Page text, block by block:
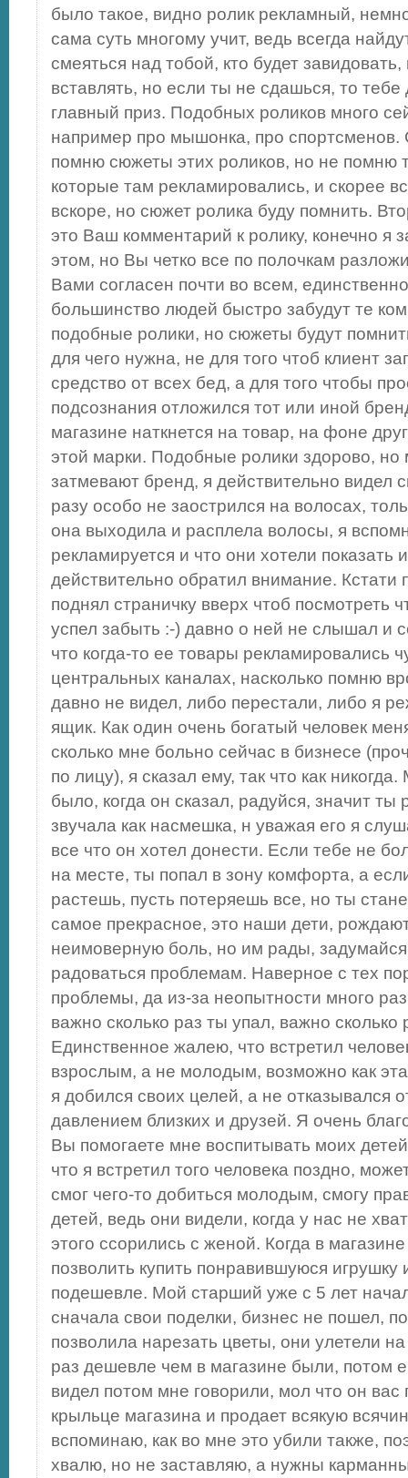
было такое, видно ролик рекламный,
сама суть многому учит, ведь всегда
смеяться над тобой, кто будет завидовать,
вставлять, но если ты не сдашься, то тебе
главный приз. Подобных роликов много
например про мышонка, про спортсменов.
помню сюжеты этих роликов, но не помню
которые там рекламировались, и скорее
вскоре, но сюжет ролика буду помнить.
это Ваш комментарий к ролику, конечно я
этом, но Вы четко все по полочкам
Вами согласен почти во всем,
большинство людей быстро забудут те
подобные ролики, но сюжеты будут
для чего нужна, не для того чтоб клиент
средство от всех бед, а для того чтобы
подсознания отложился тот или иной
магазине наткнется на товар, на фоне
этой марки. Подобные ролики здорово,
затмевают бренд, я действительно видел
разу особо не заострился на волосах,
она выходила и расплела волосы, я
рекламируется и что они хотели показать
действительно обратил внимание. Кстати
поднял страничку вверх чтоб посмотреть
успел забыть :-) давно о ней не слышал и
что когда-то ее товары рекламировались
центральных каналах, насколько помню
давно не видел, либо перестали, либо я
ящик. Как один очень богатый человек
сколько мне больно сейчас в бизнесе
по лицу), я сказал ему, так что как
было, когда он сказал, радуйся, значит ты
звучала как насмешка, н уважая его я
все что он хотел донести. Если тебе не
на месте, ты попал в зону комфорта, а
растешь, пусть потеряешь все, но ты
самое прекрасное, это наши дети,
неимоверную боль, но им рады,
радоваться проблемам. Наверное с тех
проблемы, да из-за неопытности много
важно сколько раз ты упал, важно сколько
Единственное жалею, что встретил
взрослым, а не молодым, возможно как
я добился своих целей, а не отказывался
давлением близких и друзей. Я очень
Вы помогаете мне воспитывать моих
что я встретил того человека поздно,
смог чего-то добиться молодым, смогу
детей, ведь они видели, когда у нас не
этого ссорились с женой. Когда в
позволить купить понравившуюся игрушку
подешевле. Мой старший уже с 5 лет
сначала свои поделки, бизнес не пошел,
позволила нарезать цветы, они улетели на
раз дешевле чем в магазине были, потом
видел потом мне говорили, мол что он вас
крыльце магазина и продает всякую
вспоминаю, как во мне это убили также,
хвалю, но не заставляю, а нужны